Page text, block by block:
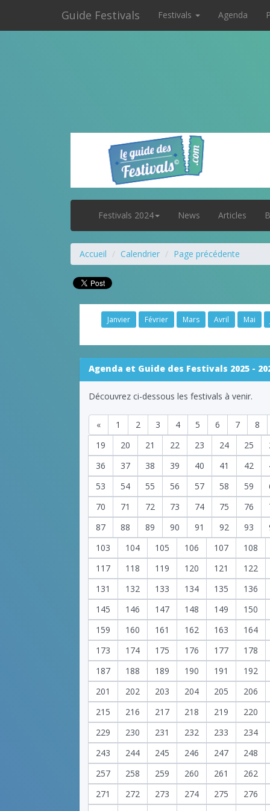
Guide Festivals Festivals Agenda
Festivals 2024 News Articles
Accueil Calendrier Page précédente
Janvier Février Mars Avril Mai
Agenda et Guide des Festivals 2025 -
Découvrez ci-dessous les festivals à venir.
« 1 2 3 4 5 6 7
8
19
20 21 22 23 24 25
36
37 38 39 40 41 42
53
54 55 56 57 58 59
70
71 72 73 74 75 76
87
88 89 90 91 92 93
103
104 105 106 107
108
117
118 119 120 121
122
131
132 133 134 135
136
145
146 147 148 149
150
159
160 161 162 163
164
173
174 175 176 177
178
187
188 189 190 191
192
201
202 203 204 205
206
215
216 217 218 219
220
229
230 231 232 233
234
243
244 245 246 247
248
257
258 259 260 261
262
271
272 273 274 275
276